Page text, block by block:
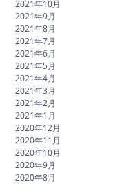
2021年10月
2021年9月
2021年8月
2021年7月
2021年6月
2021年5月
2021年4月
2021年3月
2021年2月
2021年1月
2020年12月
2020年11月
2020年10月
2020年9月
2020年8月